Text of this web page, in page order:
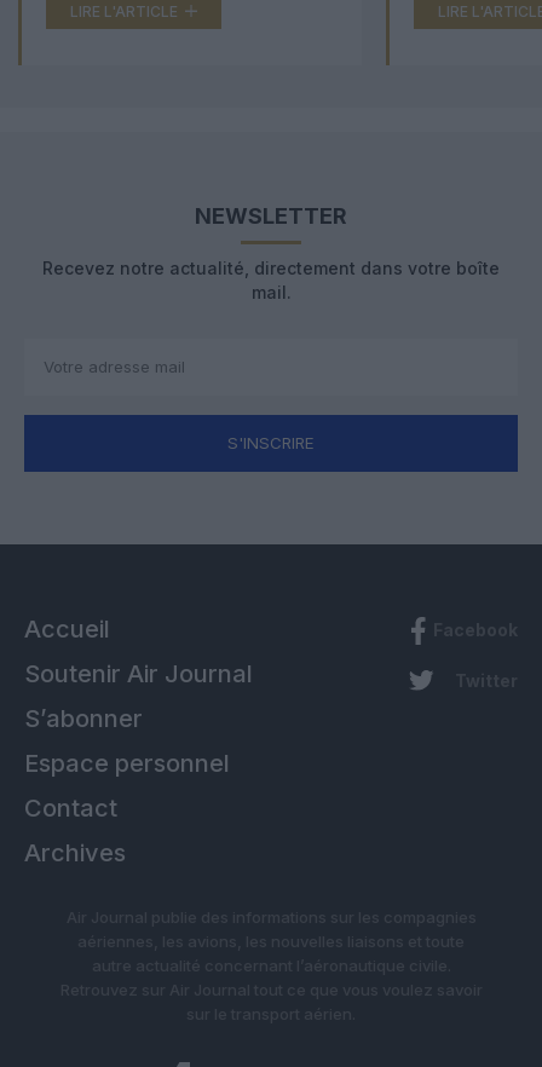
LIRE L'ARTICLE LIRE
NEWSLETTER
Recevez notre actualité, directement dans votre boîte
mail.
S'INSCRIRE
Accueil
Soutenir Air Journal
S’abonner
Espace personnel
Contact
Archives